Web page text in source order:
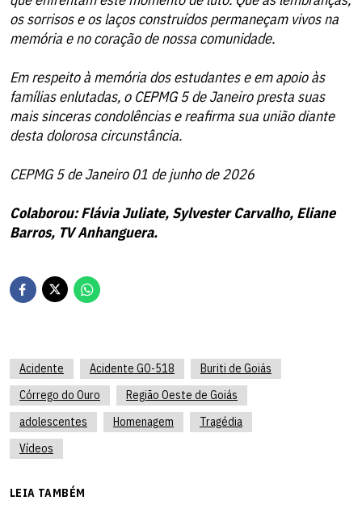
os sorrisos e os laços construídos permaneçam vivos na
memória e no coração de nossa comunidade.
Em respeito à memória dos estudantes e em apoio às
famílias enlutadas, o CEPMG 5 de Janeiro presta suas
mais sinceras condolências e reafirma sua união diante
desta dolorosa circunstância.
CEPMG 5 de Janeiro 01 de junho de 2026
Colaborou: Flávia Juliate, Sylvester Carvalho, Eliane
Barros, TV Anhanguera.
Acidente Acidente GO-518
Buriti de Goiás
Córrego do Ouro
Região Oeste de Goiás
adolescentes
Homenagem
Tragédia
Vídeos
LEIA TAMBÉM